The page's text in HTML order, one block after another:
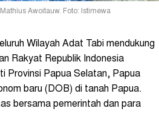
Awoitauw. Foto: Istimewa
Wilayah Adat Tabi mendukung
Rakyat Republik Indonesia
Provinsi Papua Selatan, Papua
baru (DOB) di tanah Papua.
bersama pemerintah dan para